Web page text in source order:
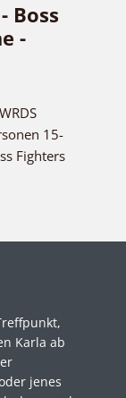
Boss
-
15-
Fighters
Karla ab
jenes